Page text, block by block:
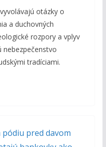
otázky o
a duchovných
rozpory a vplyv
tradíciami.